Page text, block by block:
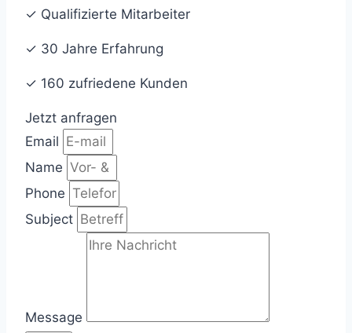
✓ Qualifizierte Mitarbeiter
✓ 30 Jahre Erfahrung
✓ 160 zufriedene Kunden
Jetzt anfragen
Email
Name
Phone
Subject
Message